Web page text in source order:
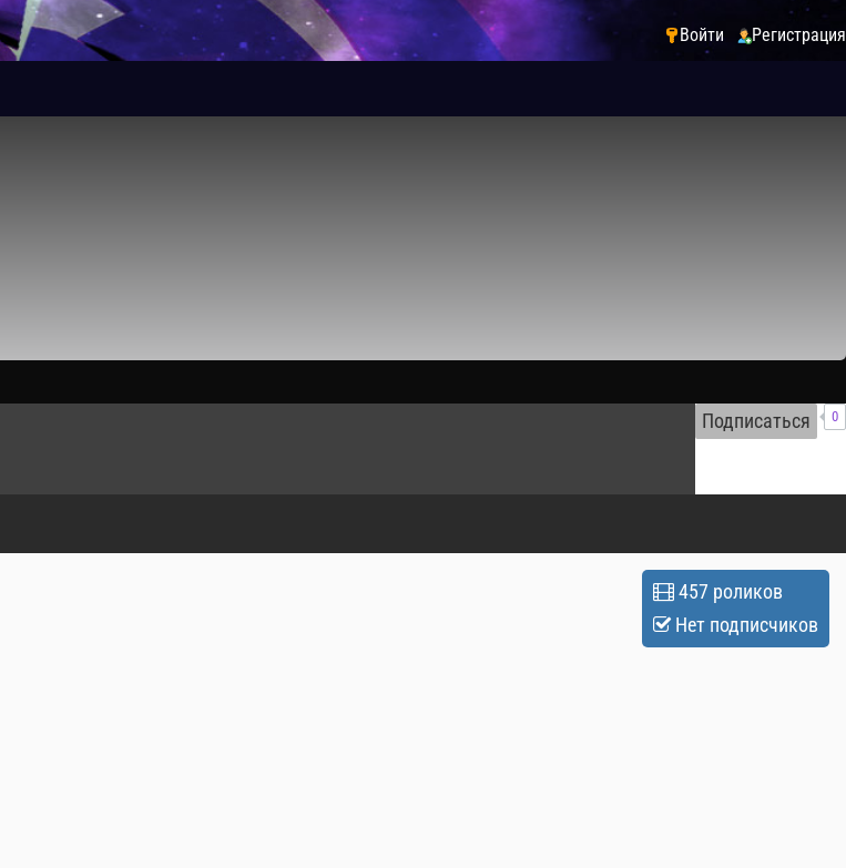
Войти Регистрация
Подписаться 0
457 роликов
Нет подписчиков